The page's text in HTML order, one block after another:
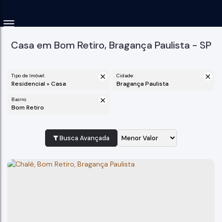
Casa em Bom Retiro, Bragança Paulista - SP
Tipo de Imóvel:
Residencial » Casa
Cidade:
Bragança Paulista
Bairro:
Bom Retiro
Busca Avançada